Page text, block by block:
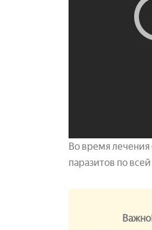
Во время
паразитов по